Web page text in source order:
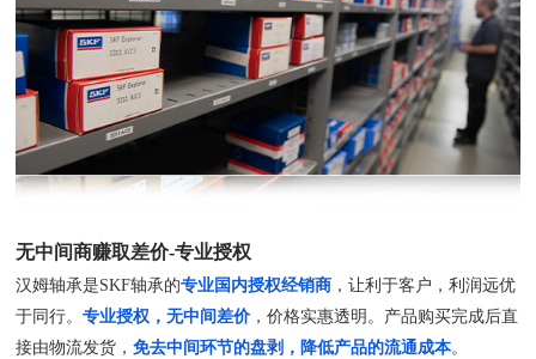
无中间商赚取差价-专业授权
汉姆轴承是SKF轴承的专业国内授权经销商 ，让利于客户，利润远优
于同行。专业授权，无中间差价 ，价格实惠透明。产品购买完成后直
接由物流发货，免去中间环节的盘剥，降低产品的流通成本。